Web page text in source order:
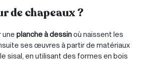
de chapeaux ?
uneplanche à dessinoù naissent les
ses œuvres à partir de matériaux
sisal, en utilisant des formes en bois